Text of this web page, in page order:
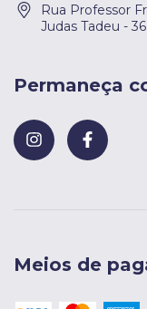
Rua Professor
Judas Tadeu -
Permaneça
Meios de